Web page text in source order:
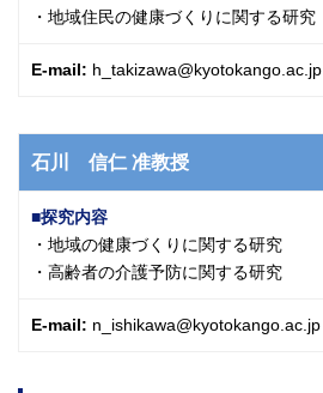
・地域住民の健康づくりに関する研究
E-mail: h_takizawa@kyotokango.ac.jp
石川 信仁 准教授
探究内容
・地域の健康づくりに関する研究
・高齢者の介護予防に関する研究
E-mail: n_ishikawa@kyotokango.ac.jp